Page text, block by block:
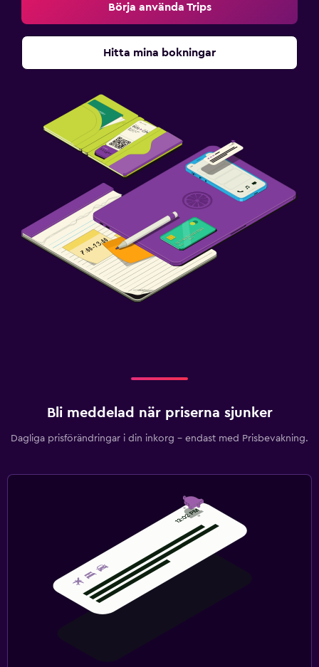
Börja använda Trips
Hitta mina bokningar
Bli meddelad när priserna sjunker
Dagliga prisförändringar i din inkorg – endast med Prisbevakning.